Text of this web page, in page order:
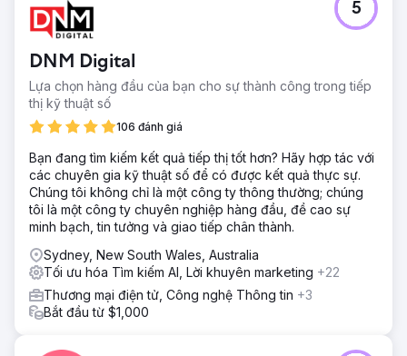
DNM Digital
Lựa chọn hàng đầu của bạn cho sự thành công trong tiếp
thị kỹ thuật số
106 đánh giá
5
Bạn đang tìm kiếm kết quả tiếp thị tốt hơn? Hãy hợp tác với
các chuyên gia kỹ thuật số để có được kết quả thực sự.
Chúng tôi không chỉ là một công ty thông thường; chúng
tôi là một công ty chuyên nghiệp hàng đầu, đề cao sự
minh bạch, tin tưởng và giao tiếp chân thành.
Sydney, New South Wales, Australia
Tối ưu hóa Tìm kiếm AI, Lời khuyên marketing +22
Thương mại điện tử, Công nghệ Thông tin +3
Bắt đầu từ $1,000